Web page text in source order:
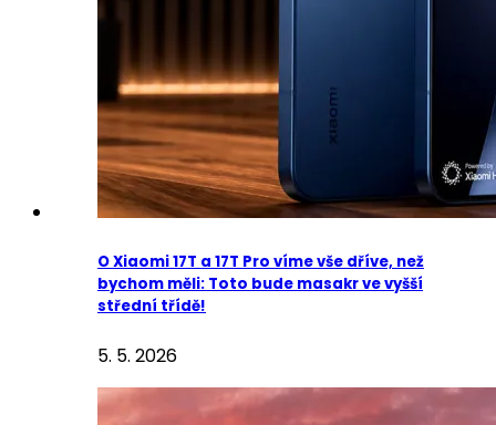
O Xiaomi 17T a 17T Pro víme vše dříve, než
bychom měli: Toto bude masakr ve vyšší
střední třídě!
5. 5. 2026